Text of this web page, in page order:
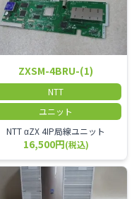
ZXSM-4BRU-(1)
NTT
ユニット
NTT αZX 4IP局線ユニット
16,500円(税込)